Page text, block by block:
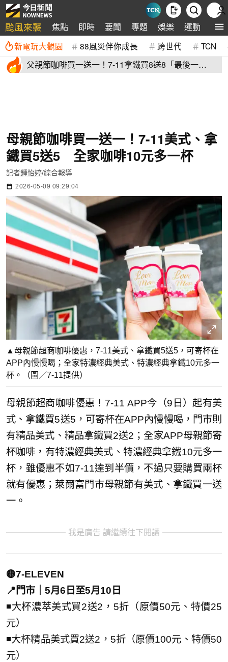
颱風來襲 焦點 即時 要聞 專題 娛樂 運動 全球
新電玩大觀園 88風災伴你成長 跨世代 TCN
父親節咖啡買一送一！7-11拿鐵買8送8「最後一
母親節咖啡買一送一！7-11美式、拿
鐵買5送5 全家咖啡10元多一杯
記者鍾怡婷/綜合報導
2026-05-09 09:29:04
▲母親節超商咖啡優惠，7-11美式、拿鐵買5送5，可寄杯在
APP內慢慢喝；全家特濃經典美式、特濃經典拿鐵10元多一
杯。（圖／7-11提供）
母親節超商咖啡優惠！7-11 APP今（9日）起有美
式、拿鐵買5送5，可寄杯在APP內慢慢喝，門市則
有精品美式、精品拿鐵買2送2；全家APP母親節寄
杯咖啡，有特濃經典美式、特濃經典拿鐵10元多一
杯，雖優惠不如7-11達到半價，不過只要購買兩杯
就有優惠；萊爾富門市母親節有美式、拿鐵買一送
一。
我是廣告 請繼續往下閱讀
🟡7-ELEVEN
📍門市｜5月6日至5月10日
◾大杯濃萃美式買2送2，5折（原價50元、特價25
元）
◾大杯精品美式買2送2，5折（原價100元、特價50
元）